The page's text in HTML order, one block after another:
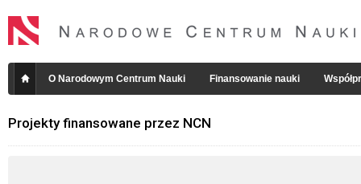
O Narodowym Centrum Nauki Finansowanie nauki
Projekty finansowane przez NCN